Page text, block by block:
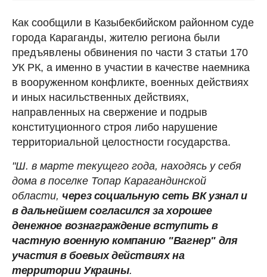
Как сообщили в Казыбекбийском районном суде
города Караганды, жителю региона были
предъявлены обвинения по части 3 статьи 170
УК РК, а именно в участии в качестве наемника
в вооруженном конфликте, военных действиях
и иных насильственных действиях,
направленных на свержение и подрыв
конституционного строя либо нарушение
территориальной целостности государства.
"Ш. в марте текущего года, находясь у себя
дома в поселке Топар Карагандинской
области, через социальную сеть ВК узнал и
в дальнейшем согласился за хорошее
денежное вознаграждение вступить в
частную военную компанию "Вагнер" для
участия в боевых действиях на
территории Украины.